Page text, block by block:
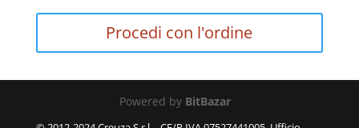
Procedi con l'ordine
Powered by BitBazar